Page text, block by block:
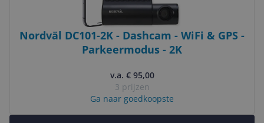
Nordväl DC101-2K - Dashcam - WiFi & GPS -
Parkeermodus - 2K
v.a. € 95,00
3 prijzen
Ga naar goedkoopste